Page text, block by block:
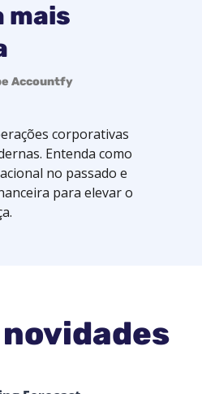
mais
Accountfy
corporativas
Entenda como
no passado e
para elevar o